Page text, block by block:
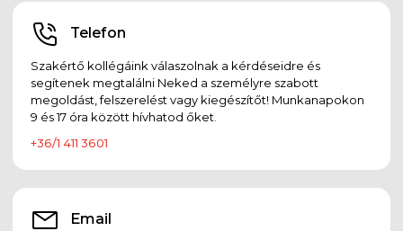
Telefon
Szakértő kollégáink válaszolnak a kérdéseidre és
segítenek megtalálni Neked a személyre szabott
megoldást, felszerelést vagy kiegészítőt! Munkanapokon
9 és 17 óra között hívhatod őket.
+36/1 411 3601
Email